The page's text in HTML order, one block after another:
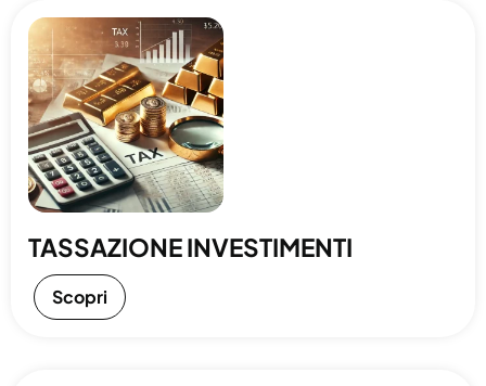
TASSAZIONE INVESTIMENTI
Scopri